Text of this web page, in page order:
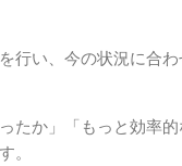
行い、今の状況に合
たか」「もっと効率
。